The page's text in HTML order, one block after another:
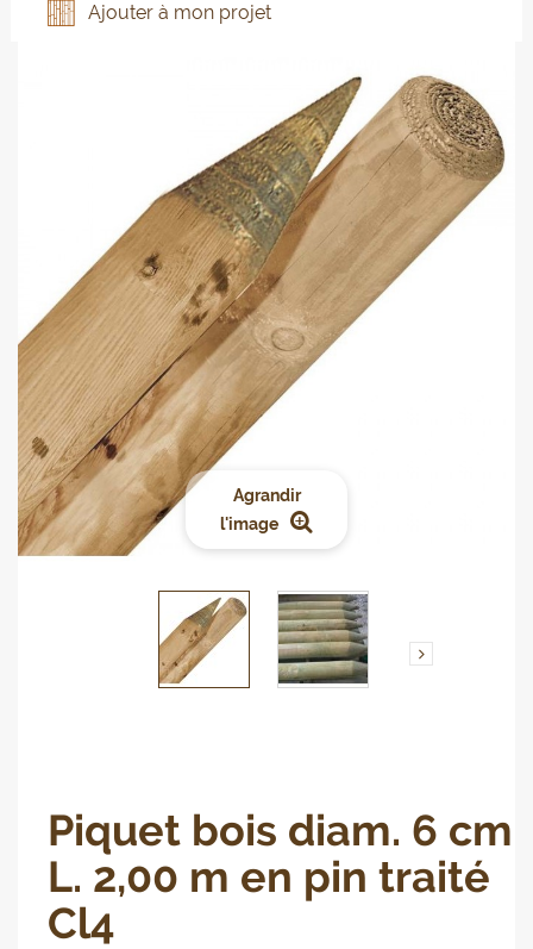
Ajouter à mon projet
Agrandir
l'image
Piquet bois diam. 6 cm
L. 2,00 m en pin traité
Cl4